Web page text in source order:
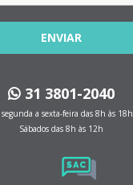
ENVIAR
31 3801-2040
segunda a sexta-feira das 8h às 18h
Sábados das 8h às 12h